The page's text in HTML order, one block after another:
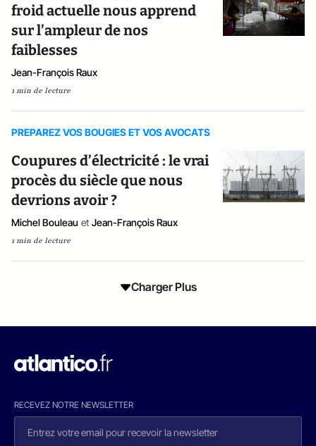
froid actuelle nous apprend
sur l’ampleur de nos
faiblesses
Jean-François Raux
1 min de lecture
PREPAREZ VOS BOUGIES ET VOS AVOCATS
Coupures d’électricité : le vrai
procès du siècle que nous
devrions avoir ?
Michel Bouleau et Jean-François Raux
1 min de lecture
Charger Plus
RECEVEZ NOTRE NEWSLETTER